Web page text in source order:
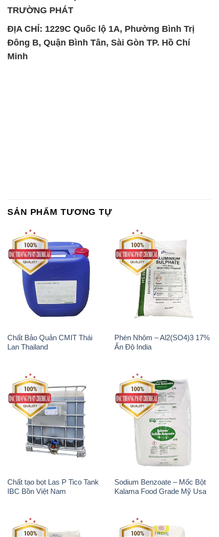
Chất Bảo Quản CMIT Thái
Lan Thailand
Phèn Nhôm – Al2(SO4)3 17%
Ấn Độ India
Chất tạo bọt Las P Tico Tank
IBC Bồn Việt Nam
Sodium Benzoate – Mốc Bột
Kalama Food Grade Mỹ Usa